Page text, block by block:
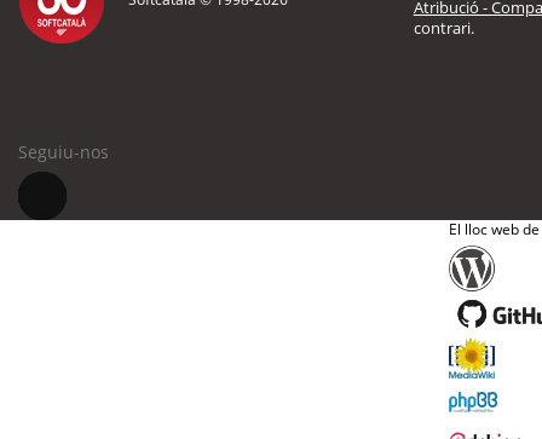
Atribució -
contrari.
Seguiu-nos
El lloc web